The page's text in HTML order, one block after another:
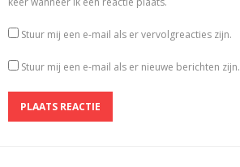
Stuur mij een e-mail als er vervolgreacties zijn.
Stuur mij een e-mail als er nieuwe berichten zijn.